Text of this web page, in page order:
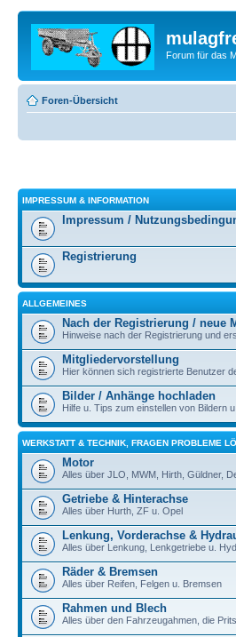
Forum für das
Foren-Übersicht
IMPRESSUM & INFORMATION
Impressum /
Registrierung
ALLGEMEINES
Nach der Registrierung / neue
Hinweise nach der Registrierung und
Mitgliedervorstellung
Hier können sich registrierte Benutzer
Bilder / Anhänge hochladen
Hilfe u. Tips zum einstellen von Bildern
WERKSTATT & TECHNIK, FRAGEN PROBLEME
Motor
Alles über JLO, MWM, Hirth, Güldner,
Getriebe & Hinterachse
Alles über Hurth, ZF u. Opel
Lenkung, Vorderachse &
Alles über Lenkung, Lenkgetriebe u.
Räder & Bremsen
Alles über Reifen, Felgen u. Bremsen
Rahmen und Blech
Alles über den Fahrzeugahmen, die